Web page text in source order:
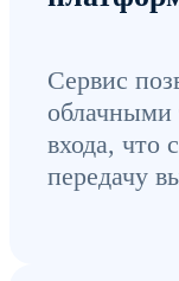
Сервис
облачными
входа, что
передачу